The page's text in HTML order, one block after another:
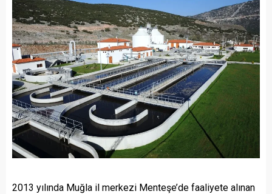
2013 yılında Muğla il merkezi Menteşe’de faaliyete alınan